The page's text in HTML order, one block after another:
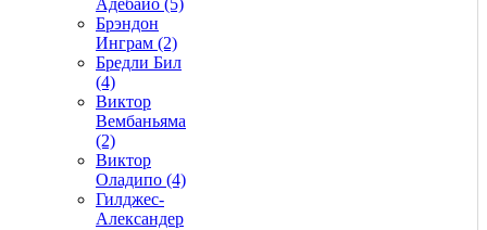
Брэндон
Инграм (2)
Бредли Бил
(4)
Виктор
Вембаньяма
(2)
Виктор
Оладипо (4)
Гилджес-
Александер